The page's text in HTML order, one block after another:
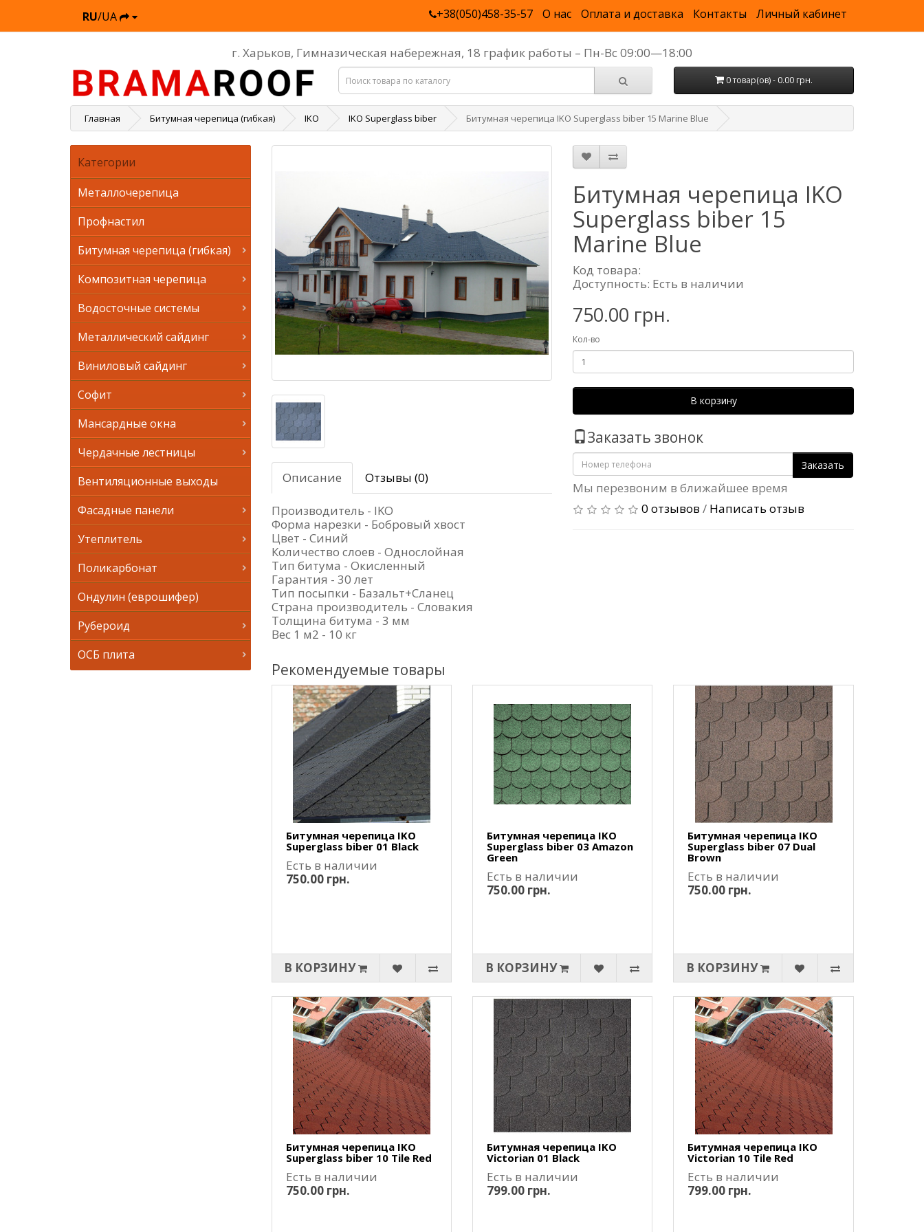
RU/UA +38(050)458-35-57 О нас Оплата и доставка Контакты Личный кабинет
г. Харьков, Гимназическая набережная, 18 график работы – Пн-Вс 09:00—18:00
0 товар(ов) - 0.00 грн.
Главная Битумная черепица (гибкая) IKO IKO Superglass biber Битумная черепица IKO Superglass biber 15 Marine Blue
Категории
Металлочерепица
Профнастил
Битумная черепица (гибкая)
Композитная черепица
Водосточные системы
Металлический сайдинг
Виниловый сайдинг
Софит
Мансардные окна
Чердачные лестницы
Вентиляционные выходы
Фасадные панели
Утеплитель
Поликарбонат
Ондулин (еврошифер)
Рубероид
ОСБ плита
Описание Отзывы (0)
Производитель - IKO
Форма нарезки - Бобровый хвост
Цвет - Синий
Количество слоев - Однослойная
Тип битума - Окисленный
Гарантия - 30 лет
Тип посыпки - Базальт+Сланец
Страна производитель - Словакия
Толщина битума - 3 мм
Вес 1 м2 - 10 кг
Битумная черепица IKO
Superglass biber 15
Marine Blue
Код товара:
Доступность: Есть в наличии
750.00 грн.
Кол-во
В корзину
Заказать звонок
Заказать
Мы перезвоним в ближайшее время
0 отзывов / Написать отзыв
Рекомендуемые товары
Битумная черепица IKO
Superglass biber 01 Black
Есть в наличии
750.00 грн.
В КОРЗИНУ
Битумная черепица IKO
Superglass biber 03 Amazon
Green
Есть в наличии
750.00 грн.
В КОРЗИНУ
Битумная черепица IKO
Superglass biber 07 Dual
Brown
Есть в наличии
750.00 грн.
В КОРЗИНУ
Битумная черепица IKO
Superglass biber 10 Tile Red
Есть в наличии
750.00 грн.
Битумная черепица IKO
Victorian 01 Black
Есть в наличии
799.00 грн.
Битумная черепица IKO
Victorian 10 Tile Red
Есть в наличии
799.00 грн.